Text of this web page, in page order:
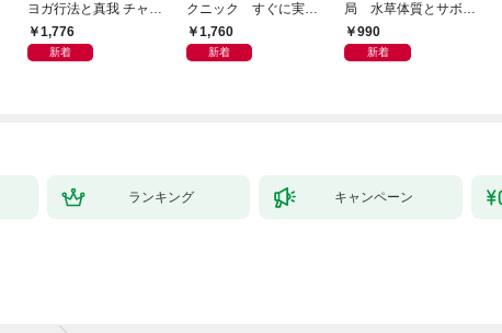
ヨガ行法と真我 チャク
ラと真我の関係 クンダ
リーニ上昇体験 次元上
1,776
新着
クニック すぐに実践
したくなる
1,760
新着
局 水草体質とサボテ
ン体質
990
新着
ランキング キャンペーン